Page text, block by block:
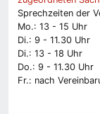
Sprechzeiten der
Mo.: 13 - 15 Uhr
Di.: 9 - 11.30 Uhr
Di.: 13 - 18 Uhr
Do.: 9 - 11.30 Uhr
Fr.: nach